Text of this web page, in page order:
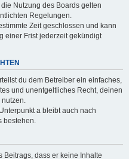
Nutzung des Boards gelten
Regelungen.
Zeit geschlossen und kann
einer Frist jederzeit gekündigt
du dem Betreiber ein einfaches,
und unentgeltliches Recht, deinen
nutzen.
a bleibt auch nach
bestehen.
Beitrags, dass er keine Inhalte